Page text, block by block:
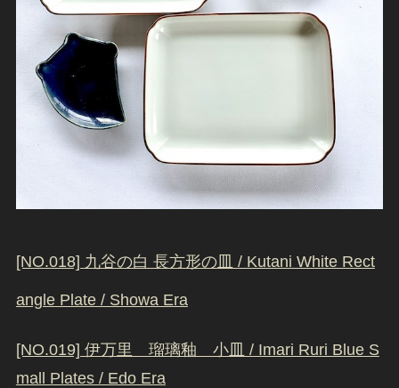
[NO.018] 九谷の白 長方形の皿 / Kutani White Rect
angle Plate / Showa Era
[NO.019] 伊万里 瑠璃釉 小皿 / Imari Ruri Blue S
mall Plates / Edo Era